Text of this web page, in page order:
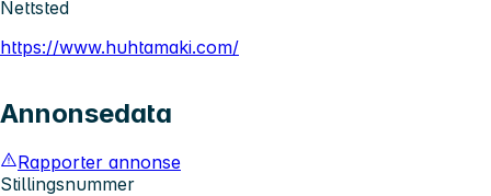
Nettsted
https://www.huhtamaki.com/
Annonsedata
Rapporter annonse
Stillingsnummer